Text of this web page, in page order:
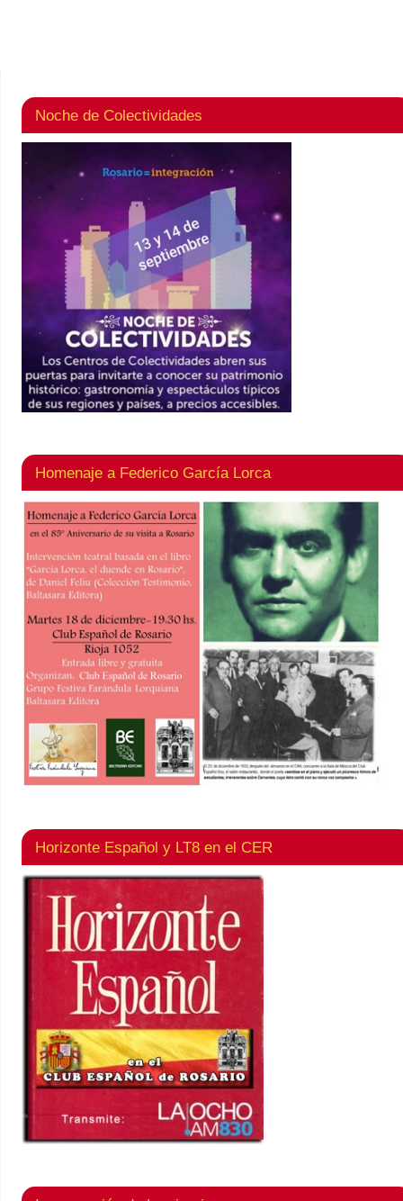
Noche de Colectividades
Homenaje a Federico García Lorca
Horizonte Español y LT8 en el CER